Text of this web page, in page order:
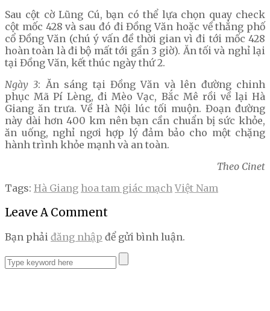
Sau cột cờ Lũng Cú, bạn có thể lựa chọn quay check
cột mốc 428 và sau đó đi Đồng Văn hoặc về thẳng phố
cổ Đồng Văn (chú ý vấn đề thời gian vì đi tới mốc 428
hoàn toàn là đi bộ mất tới gần 3 giờ). Ăn tối và nghỉ lại
tại Đồng Văn, kết thúc ngày thứ 2.
Ngày 3: Ăn sáng tại Đồng Văn và lên đường chinh
phục Mã Pí Lèng, đi Mèo Vạc, Bắc Mê rồi về lại Hà
Giang ăn trưa. Về Hà Nội lúc tối muộn. Đoạn đường
này dài hơn 400 km nên bạn cần chuẩn bị sức khỏe,
ăn uống, nghỉ ngơi hợp lý đảm bảo cho một chặng
hành trình khỏe mạnh và an toàn.
Theo Cinet
Tags: Hà Giang hoa tam giác mạch Việt Nam
Leave A Comment
Bạn phải đăng nhập để gửi bình luận.